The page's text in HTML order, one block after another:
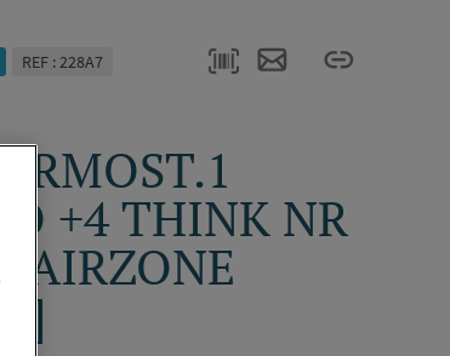
REF : 228A7
+4 THINK NR
AIRZONE